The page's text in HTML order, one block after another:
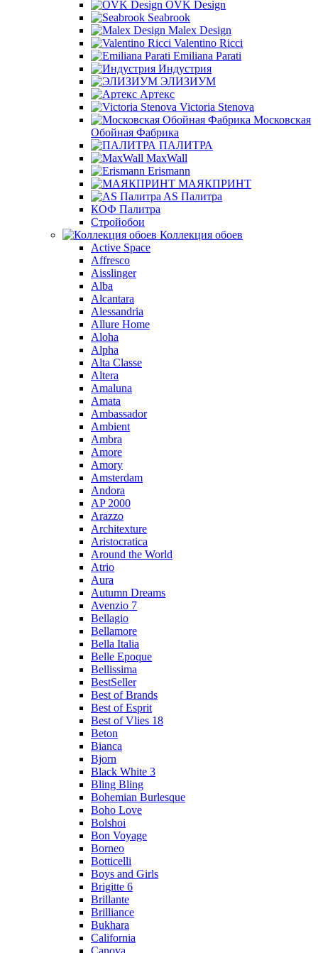
OVK Design
Seabrook
Malex Design
Valentino Ricci
Emiliana Parati
Индустрия
ЭЛИЗИУМ
Артекс
Victoria Stenova
Московская
Обойная Фабрика
ПАЛИТРА
MaxWall
Erismann
МАЯКПРИНТ
AS Палитра
КОФ Палитра
Стройобои
Коллекция обоев
Active Space
Affresco
Aisslinger
Alba
Alcantara
Alessandria
Allure Home
Aloha
Alpha
Alta Classe
Altera
Amaluna
Amata
Ambassador
Ambient
Ambra
Amore
Amory
Amsterdam
Andora
AP 2000
Arazzo
Architexture
Aristocratica
Around the World
Atrio
Aura
Autumn Dreams
Avenzio 7
Bellagio
Bellamore
Bella Italia
Belle Epoque
Bellissima
BestSeller
Best of Brands
Best of Esprit
Best of Vlies 18
Beton
Bianca
Bjorn
Black White 3
Bling Bling
Bohemian Burlesque
Boho Love
Bolshoi
Bon Voyage
Borneo
Botticelli
Boys and Girls
Brigitte 6
Brillante
Brilliance
Bukhara
California
Canova